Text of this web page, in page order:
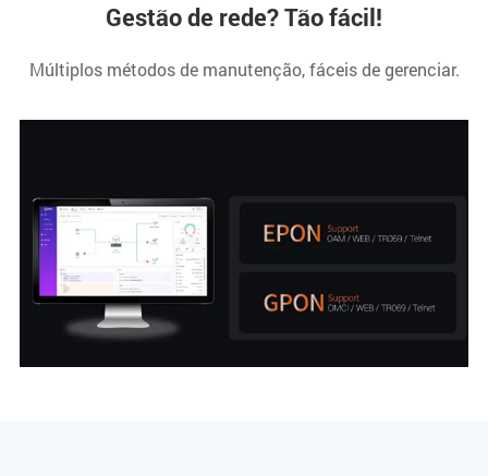
Gestão de rede? Tão fácil!
Múltiplos métodos de manutenção, fáceis de gerenciar.